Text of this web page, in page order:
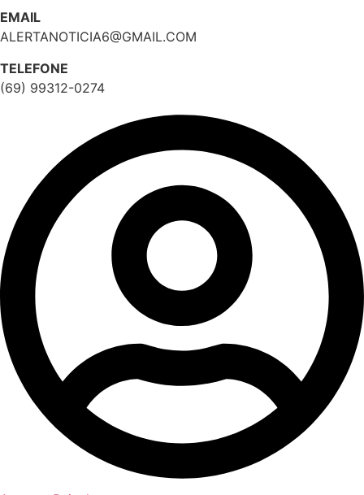
EMAIL
ALERTANOTICIA6@GMAIL.COM
TELEFONE
(69) 99312-0274